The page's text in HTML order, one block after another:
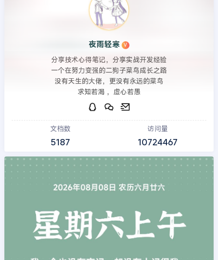
夜雨轻寒 V
分享技术心得笔记，分享实战开发经验
一个在努力变强的二狗子菜鸟成长之路
没有天生的大佬，更没有永远的菜鸟
求知若渴 ，虚心若愚
文档数
5187
访问量
10724467